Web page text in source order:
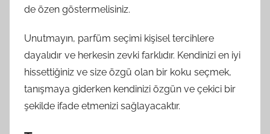
de özen göstermelisiniz.
Unutmayın, parfüm seçimi kişisel tercihlere
dayalıdır ve herkesin zevki farklıdır. Kendinizi en iyi
hissettiğiniz ve size özgü olan bir koku seçmek,
tanışmaya giderken kendinizi özgün ve çekici bir
şekilde ifade etmenizi sağlayacaktır.